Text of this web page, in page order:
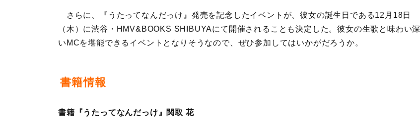
さらに、『うたってなんだっけ』発売を記念したイベントが、彼女の誕生日である12月18日
（木）に渋谷・HMV&BOOKS SHIBUYAにて開催されることも決定した。彼女の生歌と味わい深
いMCを堪能できるイベントとなりそうなので、ぜひ参加してはいかがだろうか。
書籍情報
書籍『うたってなんだっけ』関取 花